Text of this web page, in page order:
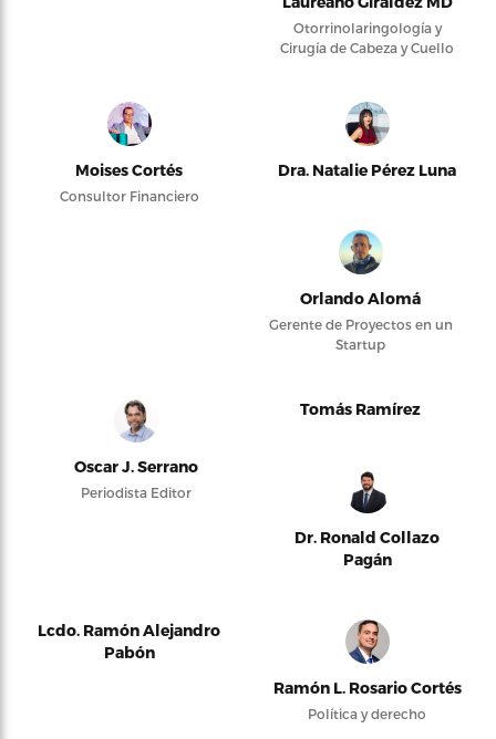
Otorrinolaringología y
Cirugía de Cabeza y Cuello
Moises Cortés
Consultor Financiero
Dra. Natalie Pérez Luna
Orlando Alomá
Gerente de Proyectos en un
Startup
Oscar J. Serrano
Periodista Editor
Tomás Ramírez
Dr. Ronald Collazo
Pagán
Lcdo. Ramón Alejandro
Pabón
Ramón L. Rosario Cortés
Política y derecho